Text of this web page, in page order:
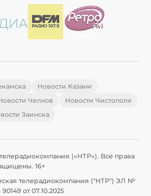
Новости Казани
Челнов
Новости Чистополя
Заинска
(«НТР»). Все права
16+
телерадиокомпания ("НТР") ЭЛ №
от 07.10.2025